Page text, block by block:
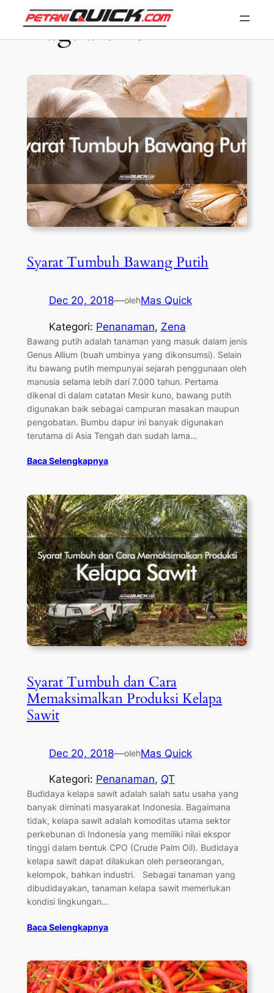
Tag:artikel
Syarat Tumbuh Bawang Putih
Dec 20, 2018—olehMas Quick
Kategori: Penanaman, Zena
Bawang putih adalah tanaman yang masuk dalam jenis
Genus Allium (buah umbinya yang dikonsumsi). Selain
itu bawang putih mempunyai sejarah penggunaan oleh
manusia selama lebih dari 7.000 tahun. Pertama
dikenal di dalam catatan Mesir kuno, bawang putih
digunakan baik sebagai campuran masakan maupun
pengobatan. Bumbu dapur ini banyak digunakan
terutama di Asia Tengah dan sudah lama…
Baca Selengkapnya
Syarat Tumbuh dan Cara
Memaksimalkan Produksi Kelapa
Sawit
Dec 20, 2018—olehMas Quick
Kategori: Penanaman, QT
Budidaya kelapa sawit adalah salah satu usaha yang
banyak diminati masyarakat Indonesia. Bagaimana
tidak, kelapa sawit adalah komoditas utama sektor
perkebunan di Indonesia yang memiliki nilai ekspor
tinggi dalam bentuk CPO (Crude Palm Oil). Budidaya
kelapa sawit dapat dilakukan oleh perseorangan,
kelompok, bahkan industri. Sebagai tanaman yang
dibudidayakan, tanaman kelapa sawit memerlukan
kondisi lingkungan…
Baca Selengkapnya